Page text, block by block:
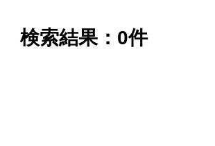
検索結果：0件